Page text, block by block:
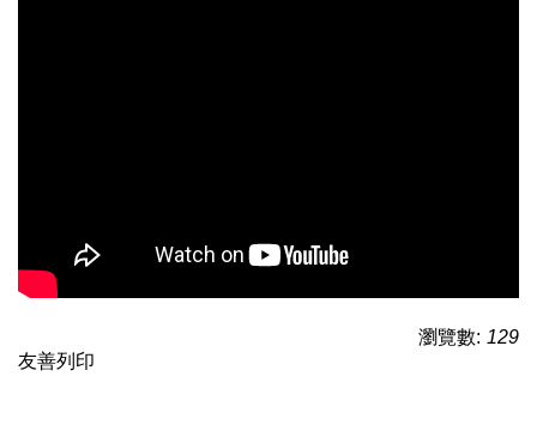
瀏覽數: 129
友善列印